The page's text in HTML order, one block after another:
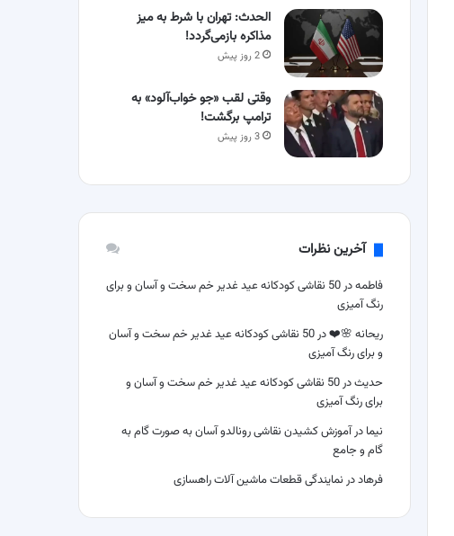
الحدث: تهران با شرط به میز
مذاکره بازمی‌گردد!
2 روز پیش
وقتی لقب «جو خواب‌آلود» به
ترامپ برگشت!
3 روز پیش
آخرین نظرات
فاطمهدر
50 نقاشی کودکانه عید غدیر خم سخت و آسان و برای
رنگ آمیزی
ریحانه 🌸❤️در
50 نقاشی کودکانه عید غدیر خم سخت و آسان
و برای رنگ آمیزی
حدیثدر
50 نقاشی کودکانه عید غدیر خم سخت و آسان و
برای رنگ آمیزی
نیما درآموزش کشیدن نقاشی رونالدو آسان به صورت گام به
گام و جامع
فرهاددر نمایندگی قطعات ماشین آلات راهسازی